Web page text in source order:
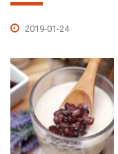
2019-01-24